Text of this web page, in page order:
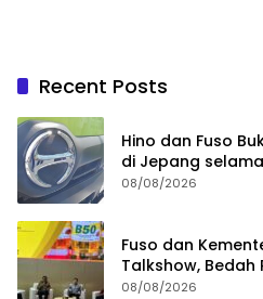
Recent Posts
Hino dan Fuso
di Jepang
08/08/2026
Fuso dan
Talkshow,
Dampaknya
08/08/2026